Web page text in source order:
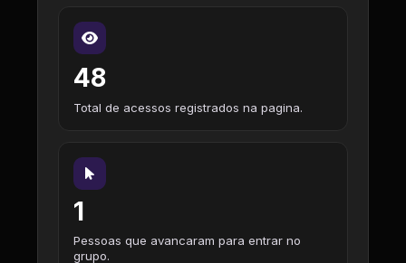
48
Total de acessos registrados na pagina.
1
Pessoas que avancaram para entrar no
grupo.